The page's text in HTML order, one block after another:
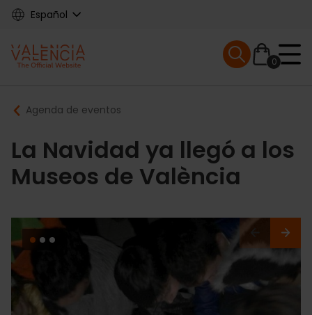
Skip
content
Español
Main
navigation
0
Mobile menu
Breadcrumb
Agenda de eventos
La Navidad ya llegó a los
Museos de València